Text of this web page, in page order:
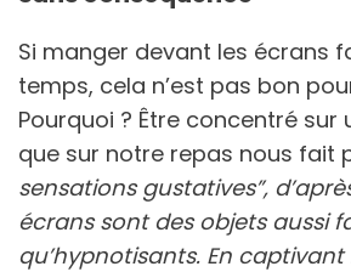
Si manger devant les écrans
temps, cela n’est pas bon
Pourquoi ? Être concentré sur
que sur notre repas nous fait
sensations gustatives”,
écrans sont des objets aussi
qu’hypnotisants. En captivant